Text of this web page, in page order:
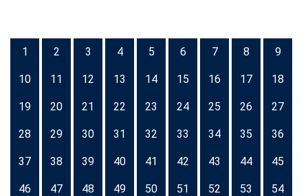
1 2 3 4 5 6 7 8 9
10 11 12 13 14 15 16 17 18
19 20 21 22 23 24 25 26 27
28 29 30 31 32 33 34 35 36
37 38 39 40 41 42 43 44 45
46 47 48 49 50 51 52 53 54